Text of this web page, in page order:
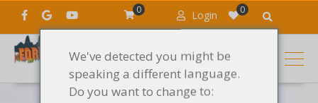
Login 0
0
We've detected you might be
speaking a different language.
Do you want to change to: